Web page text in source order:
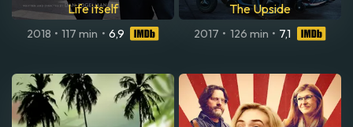
Life itself
2018 • 117 min • 6,9
The Upside
2017 • 126 min • 7,1